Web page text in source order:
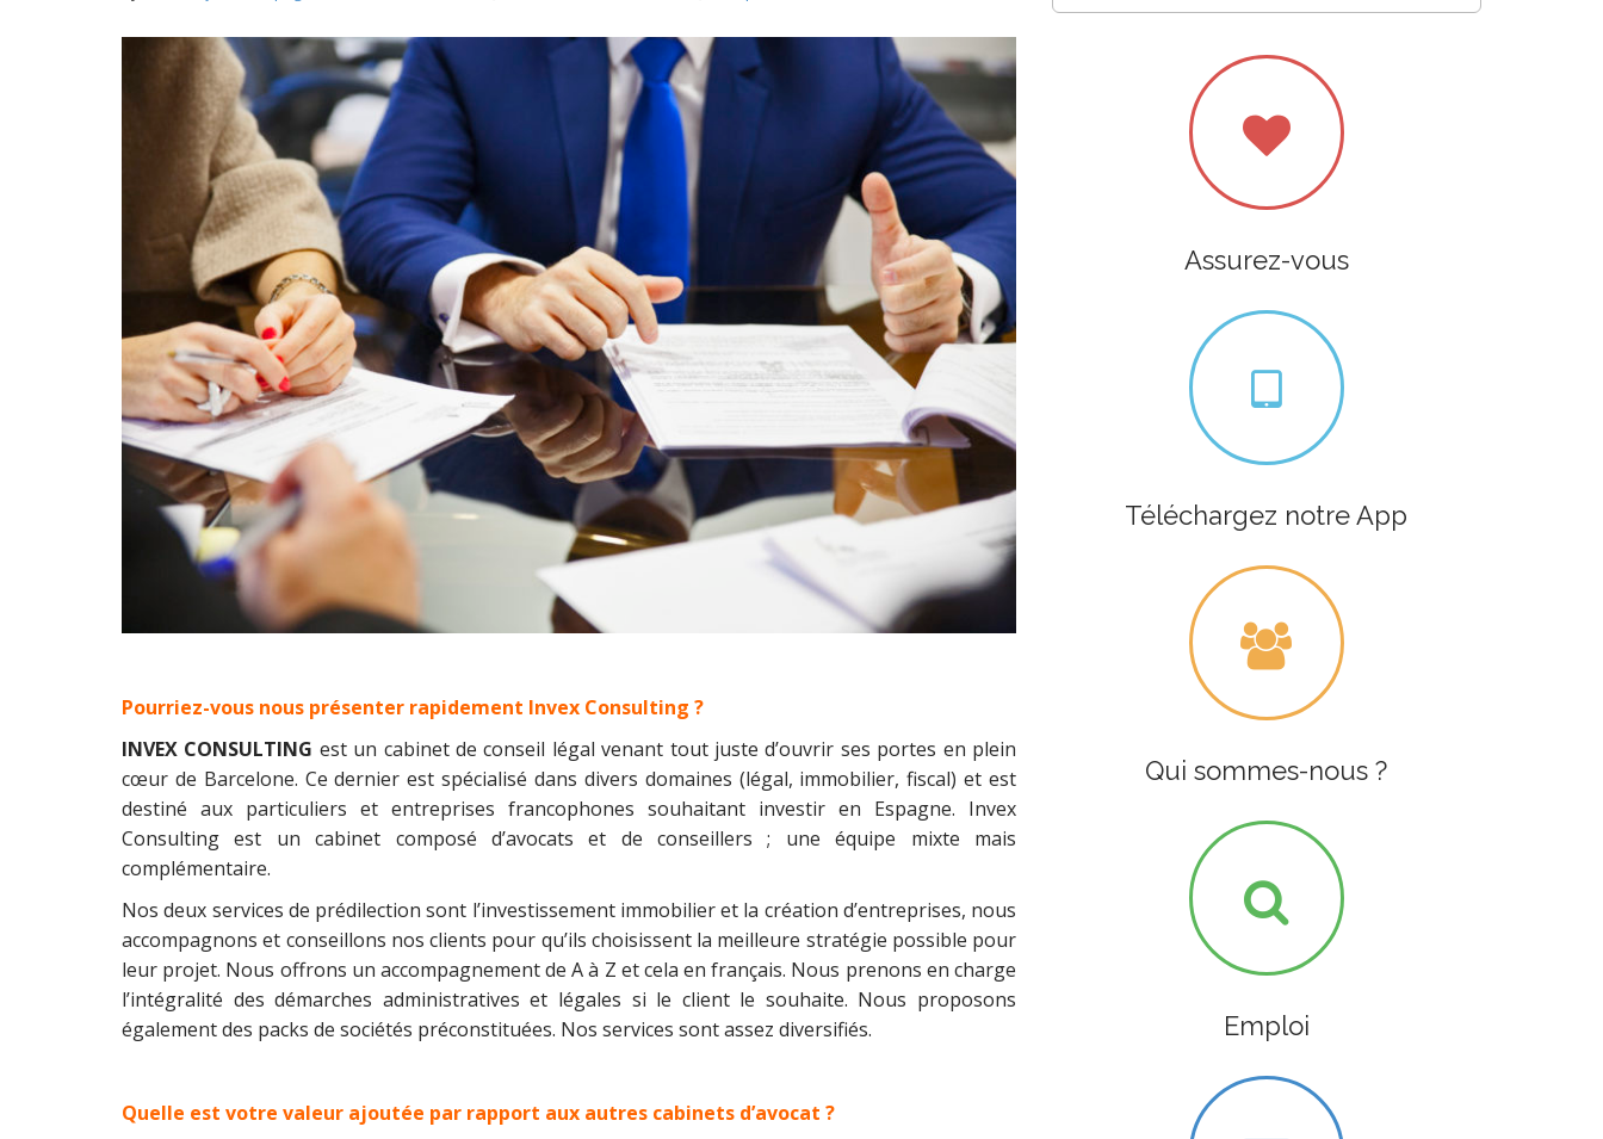
Pourriez-vous nous présenter rapidement Invex Consulting ?
INVEX CONSULTING est un cabinet de conseil légal venant tout juste d’ouvrir ses portes en plein
cœur de Barcelone. Ce dernier est spécialisé dans divers domaines (légal, immobilier, fiscal) et est
destiné aux particuliers et entreprises francophones souhaitant investir en Espagne. Invex
Consulting est un cabinet composé d’avocats et de conseillers ; une équipe mixte mais
complémentaire.
Nos deux services de prédilection sont l’investissement immobilier et la création d’entreprises, nous
accompagnons et conseillons nos clients pour qu’ils choisissent la meilleure stratégie possible pour
leur projet. Nous offrons un accompagnement de A à Z et cela en français. Nous prenons en charge
l’intégralité des démarches administratives et légales si le client le souhaite. Nous proposons
également des packs de sociétés préconstituées. Nos services sont assez diversifiés.
Quelle est votre valeur ajoutée par rapport aux autres cabinets d’avocat ?
Assurez-vous
Téléchargez notre App
Qui sommes-nous ?
Emploi